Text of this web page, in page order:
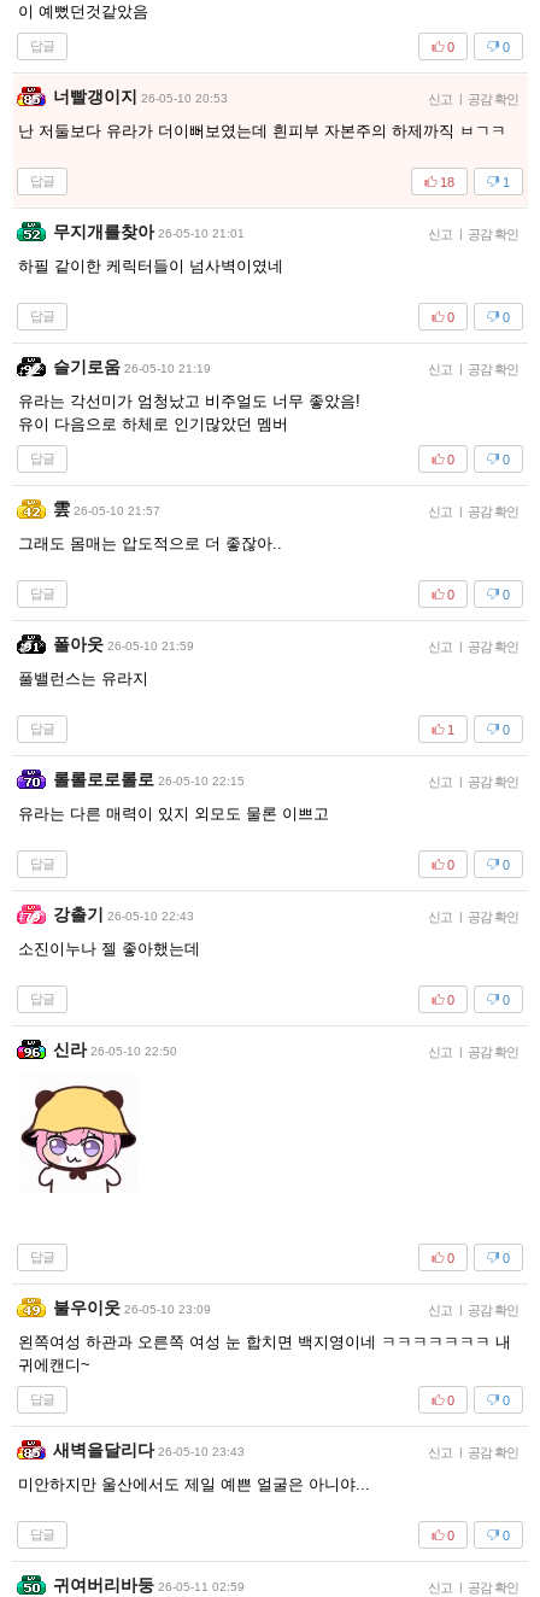
이 예뻤던것같았음
답글 0
0
너빨갱이지 26-05-10 20:53 신고 | 공감 확인
난 저둘보다 유라가 더이뻐보였는데 흰피부 자본주의 하제까직 ㅂㄱㅋ
답글 1
18
무지개를찾아 26-05-10 21:01 신고 | 공감 확인
하필 같이한 케릭터들이 넘사벽이였네
답글 0
0
슬기로움 26-05-10 21:19 신고 | 공감 확인
유라는 각선미가 엄청났고 비주얼도 너무 좋았음!
유이 다음으로 하체로 인기많았던 멤버
답글 0
0
雲 26-05-10 21:57 신고 | 공감 확인
그래도 몸매는 압도적으로 더 좋잖아..
답글 0
0
폴아웃 26-05-10 21:59 신고 | 공감 확인
풀밸런스는 유라지
답글 0
1
롤롤로로롤로 26-05-10 22:15 신고 | 공감 확인
유라는 다른 매력이 있지 외모도 물론 이쁘고
답글 0
0
강촐기 26-05-10 22:43 신고 | 공감 확인
소진이누나 젤 좋아했는데
답글 0
0
신라 26-05-10 22:50 신고 | 공감 확인
답글 0
0
불우이웃 26-05-10 23:09 신고 | 공감 확인
왼쪽여성 하관과 오른쪽 여성 눈 합치면 백지영이네 ㅋㅋㅋㅋㅋㅋㅋ 내
귀에캔디~
답글 0
0
새벽을달리다 26-05-10 23:43 신고 | 공감 확인
미안하지만 울산에서도 제일 예쁜 얼굴은 아니야...
답글 0
0
귀여버리바둥 26-05-11 02:59 신고 | 공감 확인